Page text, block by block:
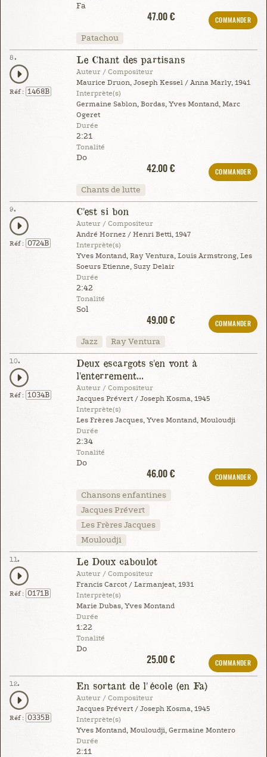
Fa
47.00 €
COMMANDER
Patachou
8.
Réf : 1468B
Le Chant des partisans
Auteur / Compositeur
Maurice Druon, Joseph Kessel / Anna Marly, 1941
Interprète(s)
Germaine Sablon, Bordas, Yves Montand, Marc
Ogeret
Durée
2:21
Tonalité
Do
42.00 €
COMMANDER
Chants de lutte
9.
Réf : 0724B
C'est si bon
Auteur / Compositeur
André Hornez / Henri Betti, 1947
Interprète(s)
Yves Montand, Ray Ventura, Louis Armstrong, Les
Soeurs Etienne, Suzy Delair
Durée
2:42
Tonalité
Sol
49.00 €
COMMANDER
Jazz Ray Ventura
10.
Réf : 1034B
Deux escargots s'en vont à
l'enterrement...
Auteur / Compositeur
Jacques Prévert / Joseph Kosma, 1945
Interprète(s)
Les Frères Jacques, Yves Montand, Mouloudji
Durée
2:34
Tonalité
Do
46.00 €
COMMANDER
Chansons enfantines
Jacques Prévert
Les Frères Jacques
Mouloudji
11.
Réf : 0171B
Le Doux caboulot
Auteur / Compositeur
Francis Carcot / Larmanjeat, 1931
Interprète(s)
Marie Dubas, Yves Montand
Durée
1:22
Tonalité
Do
25.00 €
COMMANDER
12.
Réf : 0335B
En sortant de l'école (en Fa)
Auteur / Compositeur
Jacques Prévert / Joseph Kosma, 1945
Interprète(s)
Yves Montand, Mouloudji, Germaine Montero
Durée
2:11